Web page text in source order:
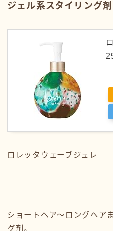
ジェル系スタイリング剤
ロレッタウェーブジュレ
ショートヘア〜ロングヘア
グ剤。